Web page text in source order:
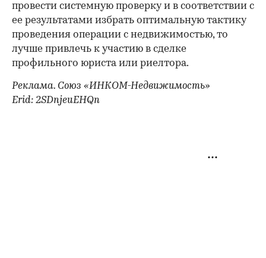
провести системную проверку и в соответствии с
ее результатами избрать оптимальную тактику
проведения операции с недвижимостью, то
лучше привлечь к участию в сделке
профильного юриста или риелтора.
Реклама. Союз «ИНКОМ-Недвижимость»
Erid: 2SDnjeuEHQn